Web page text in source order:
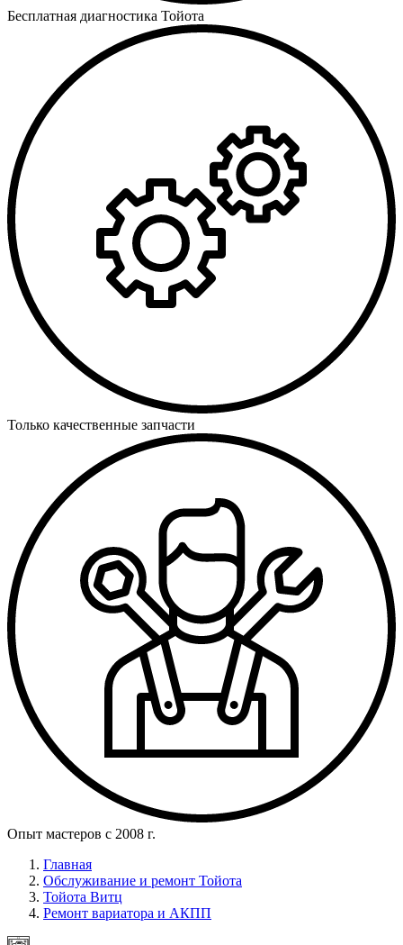
Бесплатная диагностика Тойота
Только качественные запчасти
Опыт мастеров с 2008 г.
Главная
Обслуживание и ремонт Тойота
Тойота Витц
Ремонт вариатора и АКПП